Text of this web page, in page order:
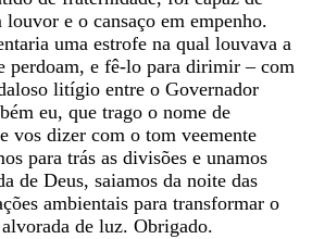
e o cansaço em empenho.
uma estrofe na qual louvava a
perdoam, e fê-lo para dirimir – com
litígio entre o Governador
eu, que trago o nome de
vos dizer com o tom veemente
para trás as divisões e unamos
de Deus, saiamos da noite das
ambientais para transformar o
de luz. Obrigado.